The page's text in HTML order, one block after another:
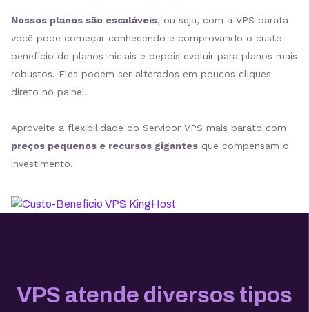
Nossos planos são escaláveis, ou seja, com a VPS barata
você pode começar conhecendo e comprovando o custo-
benefício de planos iniciais e depois evoluir para planos mais
robustos. Eles podem ser alterados em poucos cliques
direto no painel.
Aproveite a flexibilidade do Servidor VPS mais barato com
preços pequenos e recursos gigantes que compensam o
investimento.
VPS atende diversos tipos